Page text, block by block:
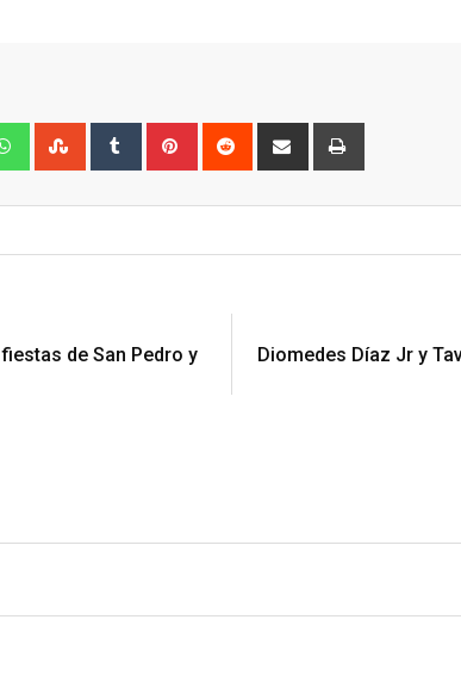
WhatsappStumbleUpon
Tumblr Pinterest Reddit
Share
de San Pedro y
Diomedes Díaz Jr y